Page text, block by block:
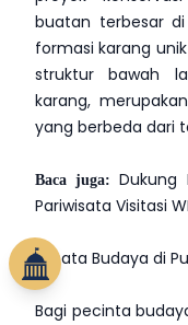
buatan terbesar
formasi karang
struktur bawah
karang,
yang berbeda dari
Baca juga: Dukung
Pariwisata Visitasi
Wisata Budaya di
Bagi pecinta